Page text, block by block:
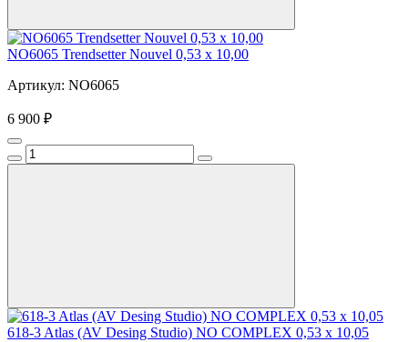
NO6065 Trendsetter Nouvel 0,53 x 10,00
Артикул: NO6065
6 900 ₽
618-3 Atlas (AV Desing Studio) NO COMPLEX 0,53 x 10,05